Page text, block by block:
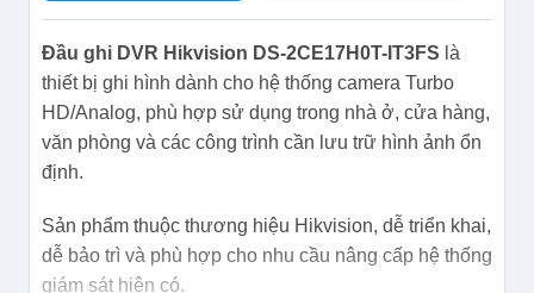
Đầu ghi DVR Hikvision DS-2CE17H0T-IT3FS là
thiết bị ghi hình dành cho hệ thống camera Turbo
HD/Analog, phù hợp sử dụng trong nhà ở, cửa hàng,
văn phòng và các công trình cần lưu trữ hình ảnh ổn
định.
Sản phẩm thuộc thương hiệu Hikvision, dễ triển khai,
dễ bảo trì và phù hợp cho nhu cầu nâng cấp hệ thống
giám sát hiện có.